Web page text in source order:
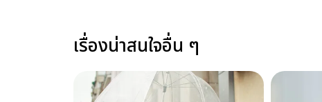
เรื่องน่าสนใจอื่น ๆ